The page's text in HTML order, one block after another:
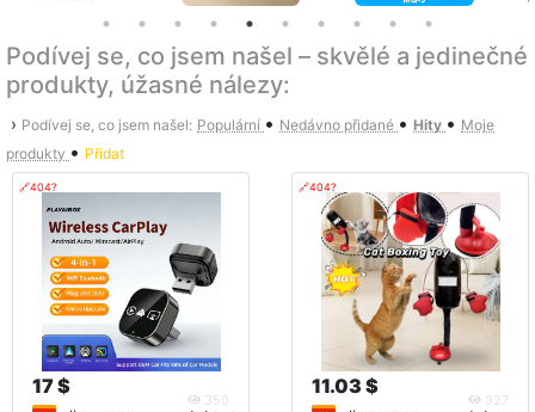
Podívej se, co jsem našel – skvělé a jedinečné
produkty, úžasné nálezy:
› Podívej se, co jsem našel: Populární • Nedávno přidané • Hity • Moje
produkty • Přidat
🔗404?
17 $
350
🔗404?
11.03 $
327